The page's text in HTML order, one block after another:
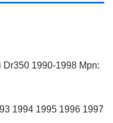
1990-1998 Mpn:
1994 1995 1996 1997